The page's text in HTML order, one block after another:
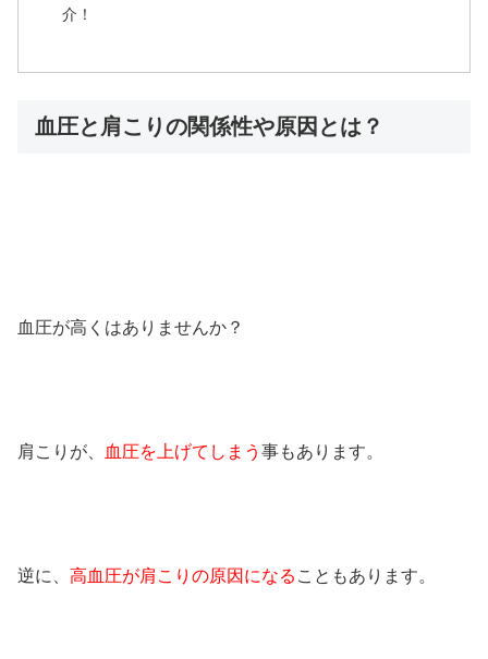
介！
血圧と肩こりの関係性や原因とは？
血圧が高くはありませんか？
肩こりが、 血圧を上げてしまう 事もあります。
逆に、 高血圧が肩こりの原因になる こともあります。